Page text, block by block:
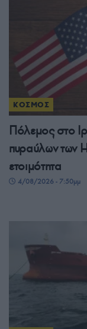
ΚΟΣΜΟΣ
Πόλεμος στο
πυραύλων των
ετοιμότητα
4/08/2026 - 7:50μμ